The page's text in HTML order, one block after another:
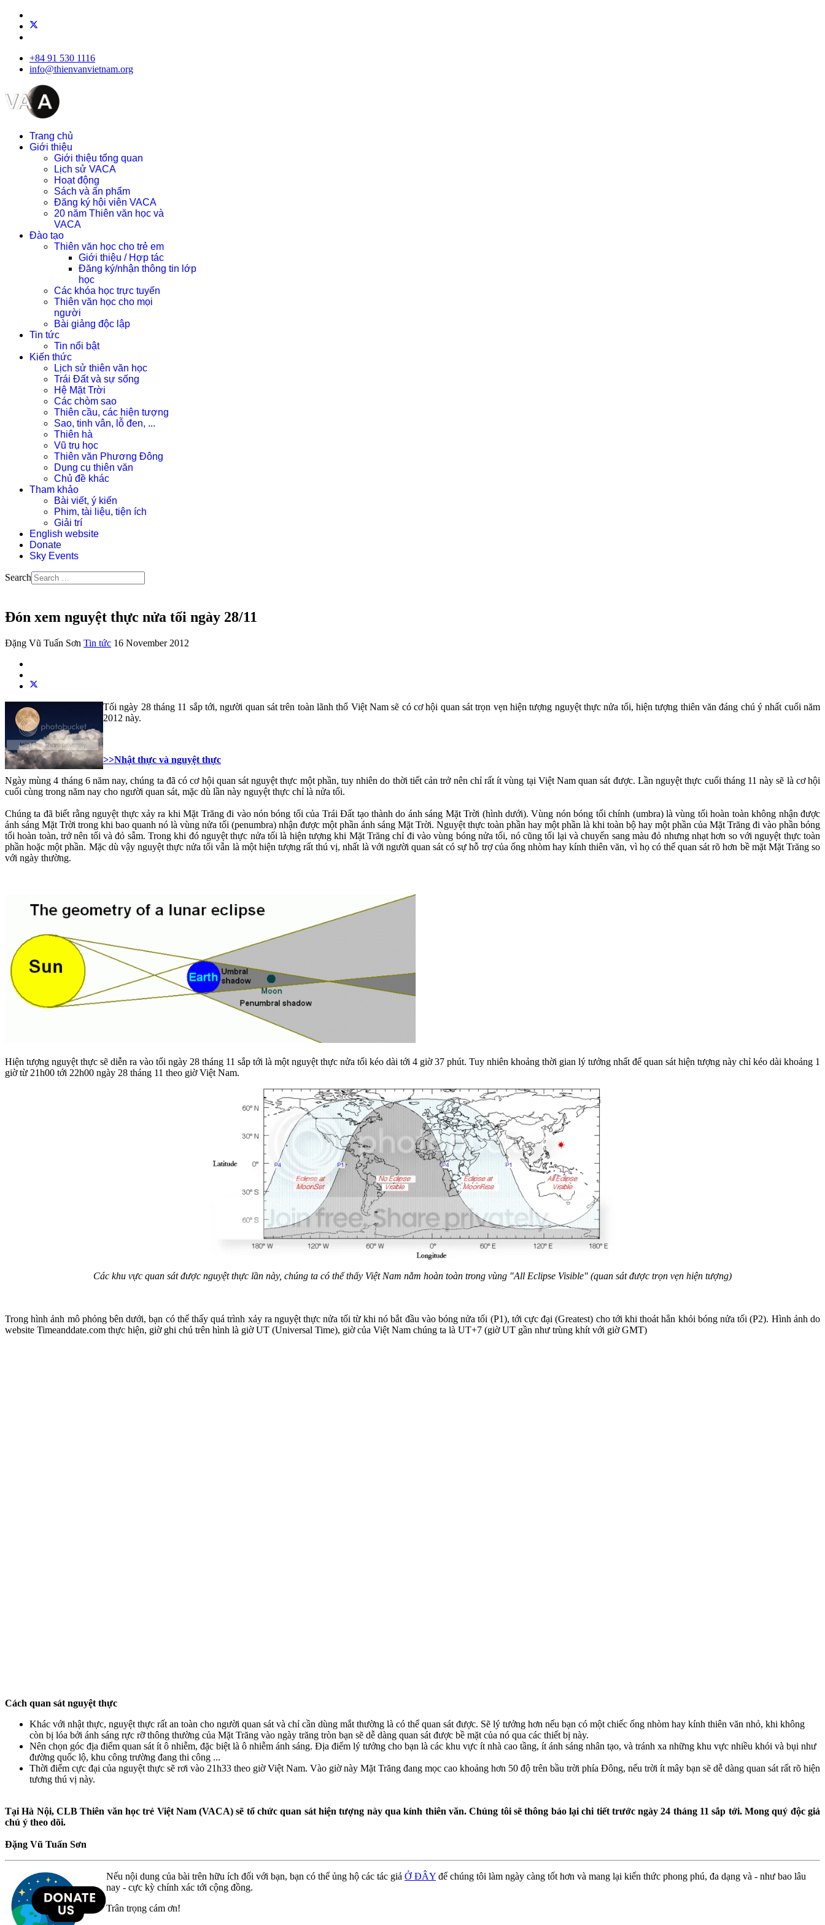
+84 91 530 1116
info@thienvanvietnam.org
Trang chủ
Giới thiệu
Giới thiệu tổng quan
Lịch sử VACA
Hoạt động
Sách và ấn phẩm
Đăng ký hội viên VACA
20 năm Thiên văn học và
VACA
Đào tạo
Thiên văn học cho trẻ em
Giới thiệu / Hợp tác
Đăng ký/nhận thông tin lớp
học
Các khóa học trực tuyến
Thiên văn học cho mọi
người
Bài giảng độc lập
Tin tức
Tin nổi bật
Kiến thức
Lịch sử thiên văn học
Trái Đất và sự sống
Hệ Mặt Trời
Các chòm sao
Thiên cầu, các hiện tượng
Sao, tinh vân, lỗ đen, ...
Thiên hà
Vũ trụ học
Thiên văn Phương Đông
Dụng cụ thiên văn
Chủ đề khác
Tham khảo
Bài viết, ý kiến
Phim, tài liệu, tiện ích
Giải trí
English website
Donate
Sky Events
Search
Đón xem nguyệt thực nửa tối ngày 28/11
Đặng Vũ Tuấn Sơn Tin tức 16 November 2012
Tối ngày 28 tháng 11 sắp tới, người quan sát trên toàn lãnh thổ Việt Nam sẽ có cơ hội quan sát trọn vẹn hiện tượng nguyệt thực nửa tối, hiện tượng thiên văn đáng chú ý nhất cuối năm
2012 này.
>>Nhật thực và nguyệt thực
Ngày mùng 4 tháng 6 năm nay, chúng ta đã có cơ hội quan sát nguyệt thực một phần, tuy nhiên do thời tiết cản trở nên chỉ rất ít vùng tại Việt Nam quan sát được. Lần nguyệt thực cuối tháng 11 này sẽ là cơ hội
cuối cùng trong năm nay cho người quan sát, mặc dù lần này nguyệt thực chỉ là nửa tối.
Chúng ta đã biết rằng nguyệt thực xảy ra khi Mặt Trăng đi vào nón bóng tối của Trái Đất tạo thành do ánh sáng Mặt Trời (hình dưới). Vùng nón bóng tối chính (umbra) là vùng tối hoàn toàn không nhận được
ánh sáng Mặt Trời trong khi bao quanh nó là vùng nửa tối (penumbra) nhận được một phần ánh sáng Mặt Trời. Nguyệt thực toàn phần hay một phần là khi toàn bộ hay một phần của Mặt Trăng đi vào phần bóng
tối hoàn toàn, trở nên tối và đỏ sẫm. Trong khi đó nguyệt thực nửa tối là hiện tượng khi Mặt Trăng chỉ đi vào vùng bóng nửa tối, nó cũng tối lại và chuyển sang màu đỏ nhưng nhạt hơn so với nguyệt thực toàn
phần hoặc một phần. Mặc dù vậy nguyệt thực nửa tối vẫn là một hiện tượng rất thú vị, nhất là với người quan sát có sự hỗ trợ của ống nhòm hay kính thiên văn, vì họ có thể quan sát rõ hơn bề mặt Mặt Trăng so
với ngày thường.
Hiện tượng nguyệt thực sẽ diễn ra vào tối ngày 28 tháng 11 sắp tới là một nguyệt thực nửa tối kéo dài tới 4 giờ 37 phút. Tuy nhiên khoảng thời gian lý tưởng nhất để quan sát hiện tượng này chỉ kéo dài khoảng 1
giờ từ 21h00 tới 22h00 ngày 28 tháng 11 theo giờ Việt Nam.
Các khu vực quan sát được nguyệt thực lần này, chúng ta có thể thấy Việt Nam nằm hoàn toàn trong vùng "All Eclipse Visible" (quan sát được trọn vẹn hiện tượng)
Trong hình ảnh mô phỏng bên dưới, bạn có thể thấy quá trình xảy ra nguyệt thực nửa tối từ khi nó bắt đầu vào bóng nửa tối (P1), tới cực đại (Greatest) cho tới khi thoát hẳn khỏi bóng nửa tối (P2). Hình ảnh do
website Timeanddate.com thực hiện, giờ ghi chú trên hình là giờ UT (Universal Time), giờ của Việt Nam chúng ta là UT+7 (giờ UT gần như trùng khít với giờ GMT)
Cách quan sát nguyệt thực
Khác với nhật thực, nguyệt thực rất an toàn cho người quan sát và chỉ cần dùng mắt thường là có thể quan sát được. Sẽ lý tưởng hơn nếu bạn có một chiếc ống nhòm hay kính thiên văn nhỏ, khi không
còn bị lóa bởi ánh sáng rực rỡ thông thường của Mặt Trăng vào ngày trăng tròn bạn sẽ dễ dàng quan sát được bề mặt của nó qua các thiết bị này.
Nên chọn góc địa điểm quan sát ít ô nhiễm, đặc biệt là ô nhiễm ánh sáng. Địa điểm lý tưởng cho bạn là các khu vực ít nhà cao tầng, ít ánh sáng nhân tạo, và tránh xa những khu vực nhiều khói và bụi như
đường quốc lộ, khu công trường đang thi công ...
Thời điểm cực đại của nguyệt thực sẽ rơi vào 21h33 theo giờ Việt Nam. Vào giờ này Mặt Trăng đang mọc cao khoảng hơn 50 độ trên bầu trời phía Đông, nếu trời ít mây bạn sẽ dễ dàng quan sát rất rõ hiện
tương thú vị này.
Tại Hà Nội, CLB Thiên văn học trẻ Việt Nam (VACA) sẽ tổ chức quan sát hiện tượng này qua kính thiên văn. Chúng tôi sẽ thông báo lại chi tiết trước ngày 24 tháng 11 sắp tới. Mong quý độc giả
chú ý theo dõi.
Đặng Vũ Tuấn Sơn
Nếu nội dung của bài trên hữu ích đối với bạn, bạn có thể ủng hộ các tác giả Ở ĐÂY để chúng tôi làm ngày càng tốt hơn và mang lại kiến thức phong phú, đa dạng và - như bao lâu
nay - cực kỳ chính xác tới cộng đồng.
Trân trọng cám ơn!